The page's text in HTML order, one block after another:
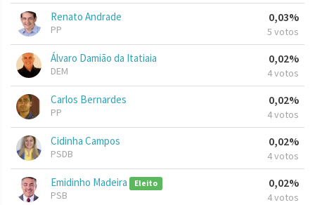
Renato Andrade
PP
0,03%
5 votos
Álvaro Damião da Itatiaia
DEM
0,02%
4 votos
Carlos Bernardes
PP
0,02%
4 votos
Cidinha Campos
PSDB
0,02%
4 votos
Emidinho Madeira Eleito
PSB
0,02%
4 votos